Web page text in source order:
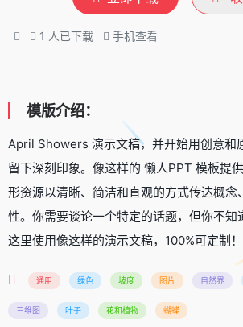
1 人已下载 手机查看
模版介绍：
April Showers 演示文稿，并开始用创意和
留下深刻印象。像这样的 懒人PPT 模板提
形资源以清晰、简洁和直观的方式传达概念
性。你需要谈论一个特定的话题，但你不知
这里使用像这样的演示文稿，100%可定制！
通用 绿色 坡度 图片 自然界
三维图 叶子 花和植物 蝴蝶